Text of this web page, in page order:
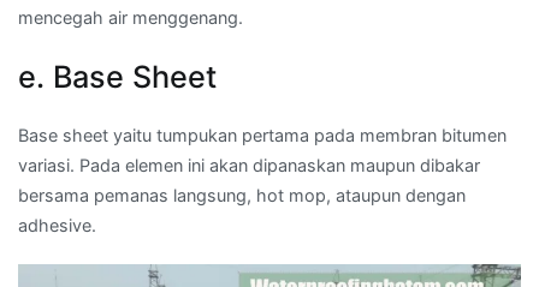
mencegah air menggenang.
e. Base Sheet
Base sheet yaitu tumpukan pertama pada membran bitumen
variasi. Pada elemen ini akan dipanaskan maupun dibakar
bersama pemanas langsung, hot mop, ataupun dengan
adhesive.